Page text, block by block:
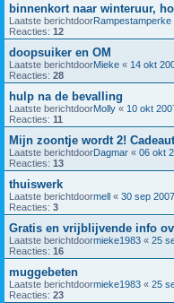
binnenkort naar winteruur,
Laatste berichtdoorRampestamperke
Reacties: 12
doopsuiker en OM
Laatste berichtdoorMieke « 14 okt
Reacties: 28
hulp na de bevalling
Laatste berichtdoorMolly « 10 okt
Reacties: 11
Mijn zoontje wordt 2!
Laatste berichtdoorDagmar « 06 okt
Reacties: 13
thuiswerk
Laatste berichtdoormell « 30 sep
Reacties: 3
Gratis en vrijblijvende info
Laatste berichtdoormieke1983 « 25
Reacties: 16
muggebeten
Laatste berichtdoormieke1983 « 25
Reacties: 23